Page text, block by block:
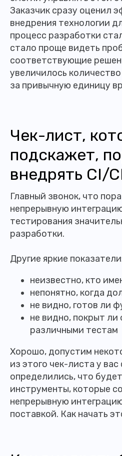
Заказчик сразу оценил
внедрения технологии
процесс разработки
стало проще видеть
соответствующие
увеличилось
за привычную единицу
Чек-лист,
подскажет,
внедрять CI/
Главный звонок, что
непрерывную
тестирования
разработки.
Другие яркие
неизвестно, кто
непонятно, когда
не видно, готов ли
не видно, покрыт ли
различными тестам
Хорошо, допустим
из этого чек-листа у
определились, что
инструменты, которые
непрерывную
поставкой. Как начать